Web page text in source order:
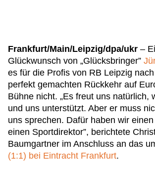
Frankfurt/Main/Leipzig/dpa/ukr –
Glückwunsch von „Glücksbringer”
es für die Profis von RB Leipzig
perfekt gemachten Rückkehr auf
Bühne nicht. „Es freut uns natürlich,
und uns unterstützt. Aber er muss
uns sprechen. Dafür haben wir
einen Sportdirektor”, berichtete
Baumgartner im Anschluss an das
(1:1) bei Eintracht Frankfurt.